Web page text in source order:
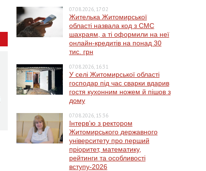
07.08.2026, 17:02
Жителька Житомирської
області назвала код з СМС
шахраям, а ті оформили на неї
онлайн-кредитів на понад 30
тис. грн
07.08.2026, 16:31
У селі Житомирської області
господар під час сварки вдарив
гостя кухонним ножем й пішов з
дому
07.08.2026, 15:36
Інтерв’ю з ректором
Житомирського державного
університету про перший
пріоритет, математику,
рейтинги та особливості
вступу-2026